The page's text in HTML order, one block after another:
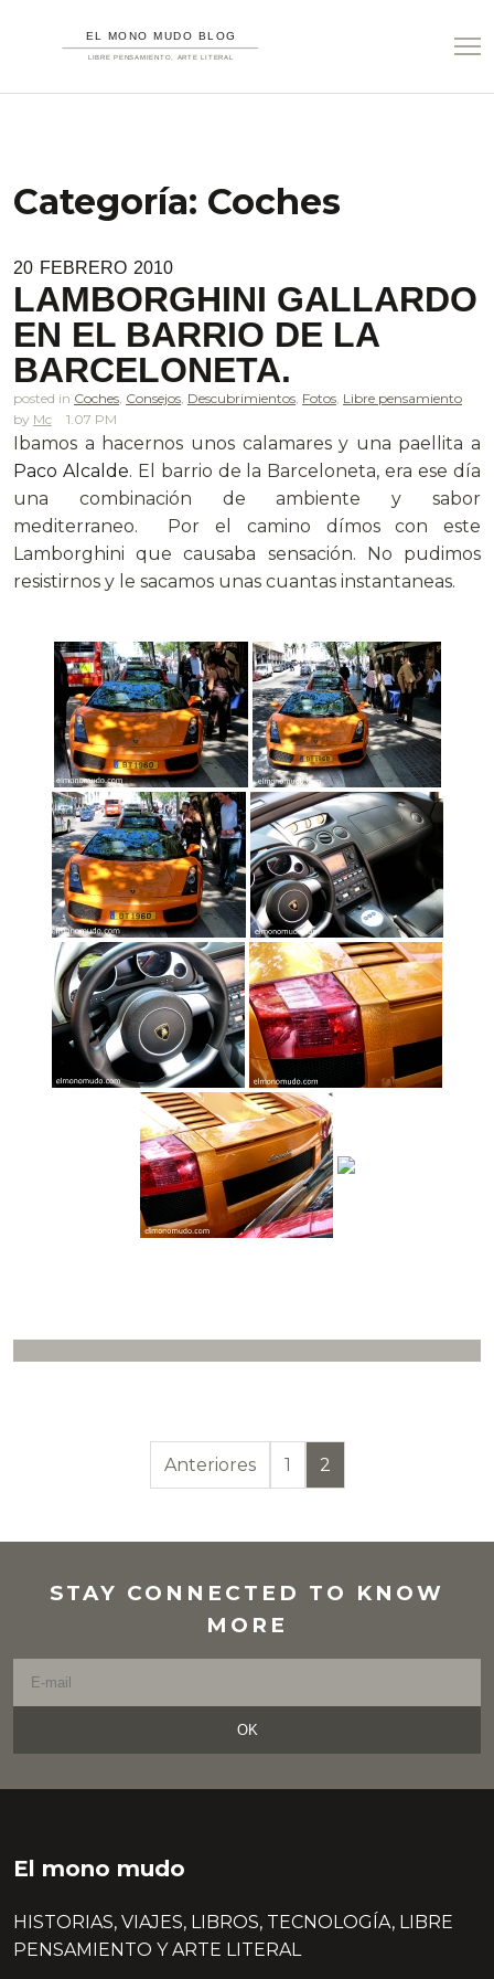
Categoría: Coches
20 FEBRERO 2010
LAMBORGHINI GALLARDO
EN EL BARRIO DE LA
BARCELONETA.
posted in Coches Consejos Descubrimientos Fotos Libre pensamiento
Mc
1.07 PM
Ibamos a hacernos unos calamares y una paellita a
Paco Alcalde. El barrio de la Barceloneta, era ese día
una combinación de ambiente y sabor
mediterraneo. Por el camino dímos con este
Lamborghini que causaba sensación. No pudimos
resistirnos y le sacamos unas cuantas instantaneas.
Paginación de
Anteriores 1 2
STAY CONNECTED TO KNOW
MORE
OK
El mono mudo
HISTORIAS, VIAJES, LIBROS, TECNOLOGÍA, LIBRE
PENSAMIENTO Y ARTE LITERAL